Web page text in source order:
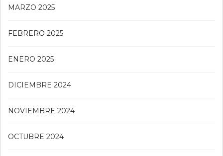
MARZO 2025
FEBRERO 2025
ENERO 2025
DICIEMBRE 2024
NOVIEMBRE 2024
OCTUBRE 2024